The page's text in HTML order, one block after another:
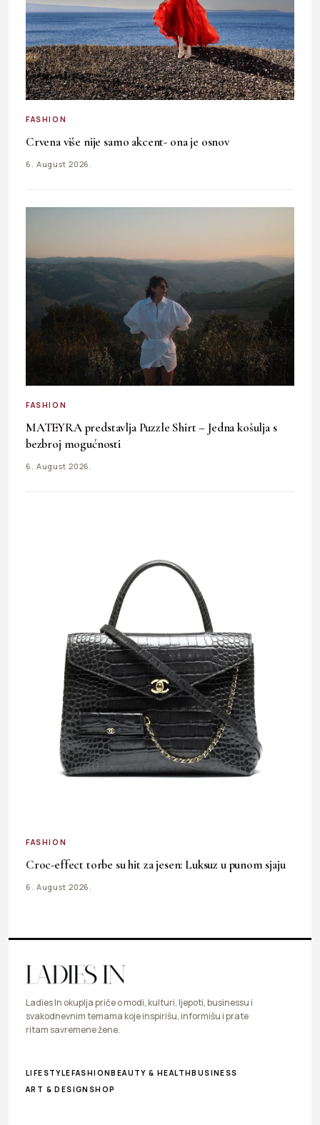
FASHION
Crvena više nije samo akcent- ona je osnov
6. August 2026.
FASHION
MATEYRA predstavlja Puzzle Shirt – Jedna košulja s
bezbroj mogućnosti
6. August 2026.
FASHION
Croc-effect torbe su hit za jesen: Luksuz u punom sjaju
6. August 2026.
Ladies In okuplja priče o modi, kulturi, ljepoti, businessu i
svakodnevnim temama koje inspirišu, informišu i prate
ritam savremene žene.
LIFESTYLEFASHIONBEAUTY & HEALTHBUSINESS
ART & DESIGN SHOP